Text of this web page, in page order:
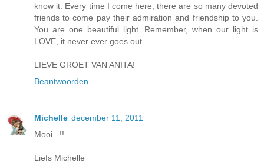
know it. Every time I come here, there are so many devoted
friends to come pay their admiration and friendship to you.
You are one beautiful light. Remember, when our light is
LOVE, it never ever goes out.
LIEVE GROET VAN ANITA!
Beantwoorden
Michelle december 11, 2011
Mooi...!!
Liefs Michelle